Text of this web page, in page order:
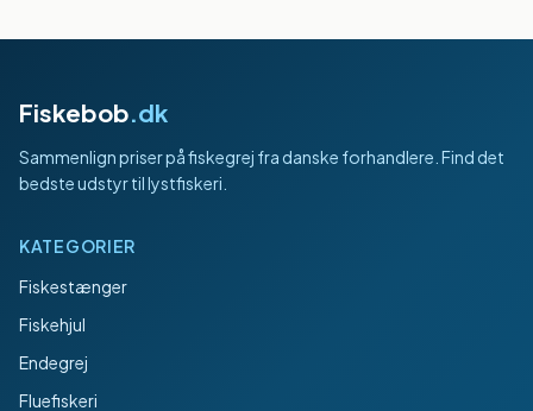
Fiskebob.dk
Sammenlign priser på fiskegrej fra danske forhandlere. Find det
bedste udstyr til lystfiskeri.
KATEGORIER
Fiskestænger
Fiskehjul
Endegrej
Fluefiskeri